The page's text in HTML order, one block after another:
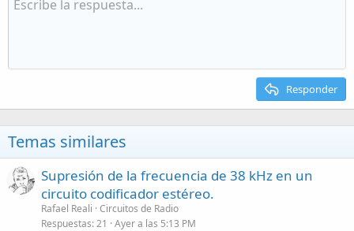
Responder
Temas similares
Supresión de la frecuencia de 38 kHz en un
circuito codificador estéreo.
Rafael Reali Circuitos de Radio
Respuestas 21 Ayer a las 5:13 PM